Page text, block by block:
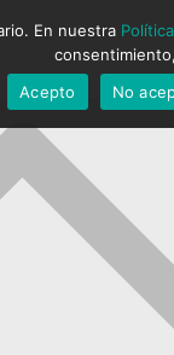
En nuestra
Acepto
No